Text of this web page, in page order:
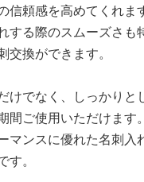
信頼感を高めてくれま
する際のスムーズさも
交換ができます。
けでなく、しっかりと
間ご使用いただけます。
マンスに優れた名刺入
。